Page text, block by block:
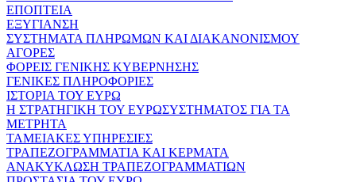
ΕΠΟΠΤΕΙΑ
ΕΞΥΓΙΑΝΣΗ
ΣΥΣΤΗΜΑΤΑ ΠΛΗΡΩΜΩΝ ΚΑΙ ΔΙΑΚΑΝΟΝΙΣΜΟΥ
ΑΓΟΡΕΣ
ΦΟΡΕΙΣ ΓΕΝΙΚΗΣ ΚΥΒΕΡΝΗΣΗΣ
ΓΕΝΙΚΕΣ ΠΛΗΡΟΦΟΡΙΕΣ
ΙΣΤΟΡΙΑ ΤΟΥ ΕΥΡΩ
Η ΣΤΡΑΤΗΓΙΚΗ ΤΟΥ ΕΥΡΩΣΥΣΤΗΜΑΤΟΣ ΓΙΑ ΤΑ
ΜΕΤΡΗΤΑ
ΤΑΜΕΙΑΚΕΣ ΥΠΗΡΕΣΙΕΣ
ΤΡΑΠΕΖΟΓΡΑΜΜΑΤΙΑ ΚΑΙ ΚΕΡΜΑΤΑ
ΑΝΑΚΥΚΛΩΣΗ ΤΡΑΠΕΖΟΓΡΑΜΜΑΤΙΩΝ